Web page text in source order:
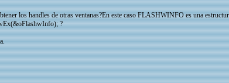
los handles de otras ventanas?En este caso FLASHWINFO es una
?